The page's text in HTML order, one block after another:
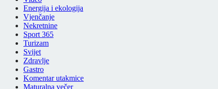
Energija i ekologija
Vjenčanje
Nekretnine
Sport 365
Turizam
Svijet
Zdravlje
Gastro
Komentar utakmice
Maturalna večer